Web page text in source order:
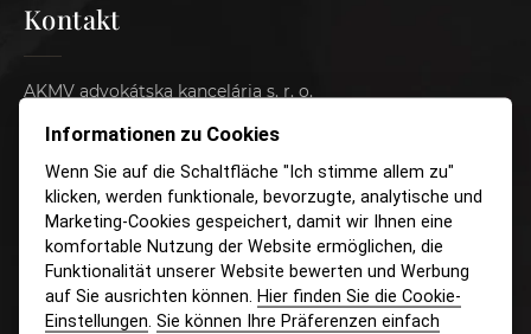
Kontakt
AKMV advokátska kancelária s. r. o.
Pluhová 17, 831 03 Bratislava
Tel.:+421 (2) 4333 3509
Handy:
+421 915 046 749
E-mail:recepcia@akmv.sk
Informationen zu Cookies
Wenn Sie auf die Schaltfläche "Ich stimme allem zu"
klicken, werden funktionale, bevorzugte, analytische und
Marketing-Cookies gespeichert, damit wir Ihnen eine
komfortable Nutzung der Website ermöglichen, die
Funktionalität unserer Website bewerten und Werbung
auf Sie ausrichten können.Hier finden Sie die Cookie-
Einstellungen .Sie können Ihre Präferenzen einfach